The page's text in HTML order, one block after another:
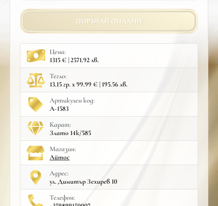
ПОРЪЧАЙ ОНЛАЙН
Цена:
1315 € | 2571.92 лв.
Тегло:
13.15 гр. x 99.99 € | 195.56 лв.
Артикулен код:
A-1583
Карат:
Злато 14к/585
Mагазин:
Айтос
Адрес:
ул. Димитър Зехирев 10
Телефон: